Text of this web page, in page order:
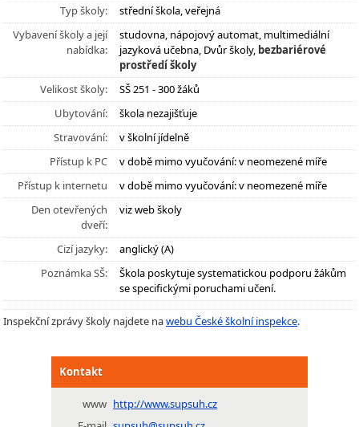
Typ školy:
střední škola, veřejná
Vybavení školy a její
nabídka:
studovna, nápojový automat, multimediální
jazyková učebna, Dvůr školy, bezbariérové
prostředí školy
Velikost školy:
SŠ 251 - 300 žáků
Ubytování:
škola nezajišťuje
Stravování:
v školní jídelně
Přístup k PC
v době mimo vyučování: v neomezené míře
Přístup k internetu
v době mimo vyučování: v neomezené míře
Den otevřených
dveří:
viz web školy
Cizí jazyky:
anglický (A)
Poznámka SŠ:
Škola poskytuje systematickou podporu žákům
se specifickými poruchami učení.
Inspekční zprávy školy najdete nawebu České školní inspekce.
Kontakt
www http://www.supsuh.cz